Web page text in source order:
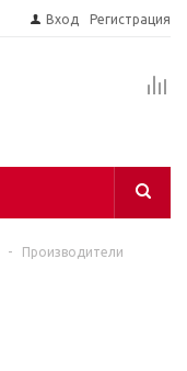
Вход Регистрация
- Производители